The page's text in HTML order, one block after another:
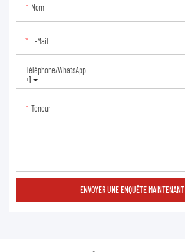
Nom
E-Mail
+1
Téléphone/WhatsApp
Teneur
ENVOYER UNE ENQUÊTE MAINTENANT